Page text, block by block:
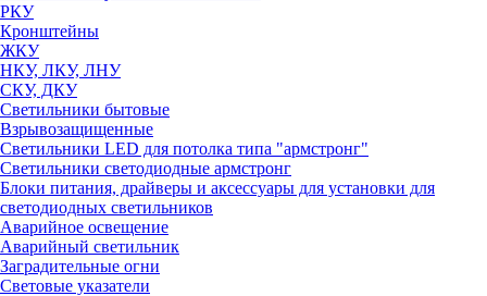
РКУ
Кронштейны
ЖКУ
НКУ, ЛКУ, ЛНУ
СКУ, ДКУ
Светильники бытовые
Взрывозащищенные
Светильники LED для потолка типа "армстронг"
Светильники светодиодные армстронг
Блоки питания, драйверы и аксессуары для установки для
светодиодных светильников
Аварийное освещение
Аварийный светильник
Заградительные огни
Световые указатели